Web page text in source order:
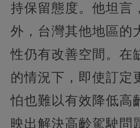
持保留態度。他坦言
外，台灣其他地區的
性仍有改善空間。在
的情況下，即使訂定
怕也難以有效降低高
映出解決高齡駕駛問